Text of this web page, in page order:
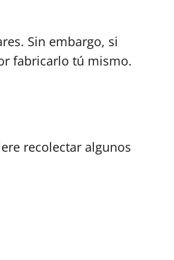
Sin embargo, si
fabricarlo tú mismo.
recolectar algunos